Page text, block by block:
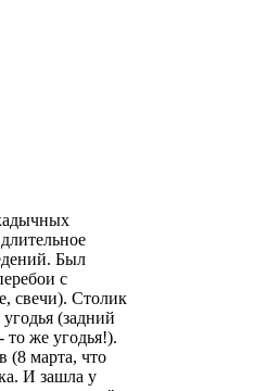
Был
с
свечи). Столик
(задний
то же угодья!).
(8 марта, что
И зашла у